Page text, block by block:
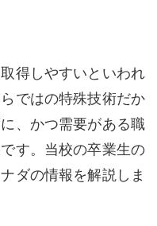
得しやすいといわれ
ではの特殊技術だか
、かつ需要がある職
す。当校の卒業生の
ダの情報を解説しま